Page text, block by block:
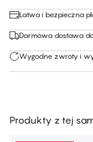
Łatwa i bezpieczna
Darmowa dostawa
Wygodne zwroty i
Produkty z tej